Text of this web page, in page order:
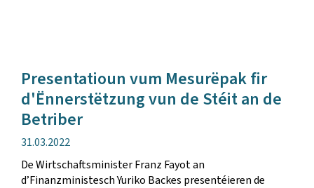
Presentatioun vum Mesurëpak fir
d'Ënnerstëtzung vun de Stéit an de
Betriber
Verëffentlechungsdatum
31.03.2022
De Wirtschaftsminister Franz Fayot an
d’Finanzministesch Yuriko Backes presentéieren de